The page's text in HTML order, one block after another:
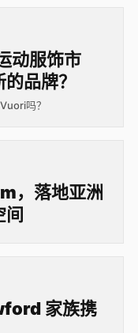
动服饰市
品牌？
吗？
，落地亚洲
间
家族携